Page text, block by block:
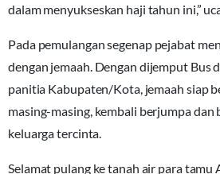
dalam menyukseskan haji tahun ini,”
Pada pemulangan segenap pejabat
dengan jemaah. Dengan dijemput Bus
panitia Kabupaten/Kota, jemaah siap
masing-masing, kembali berjumpa dan
keluarga tercinta.
Selamat pulang ke tanah air para tamu